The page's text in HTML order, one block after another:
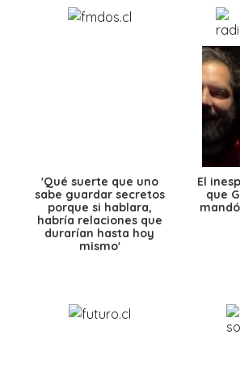
'Qué suerte que uno
sabe guardar secretos
porque si hablara,
habría relaciones que
durarían hasta hoy
mismo'
El
que